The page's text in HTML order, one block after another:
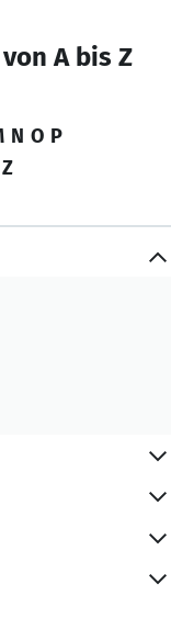
A bis Z
N O P
Z